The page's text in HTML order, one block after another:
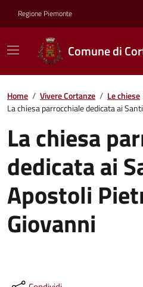
Regione Piemonte
Comune di
Home / Vivere Cortanze / Le chiese
La chiesa parrocchiale dedicata ai
La chiesa
dedicata ai
Apostoli
Giovanni